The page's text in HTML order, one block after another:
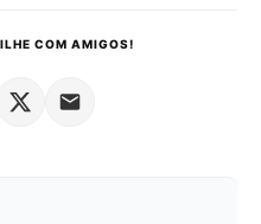
COM AMIGOS!